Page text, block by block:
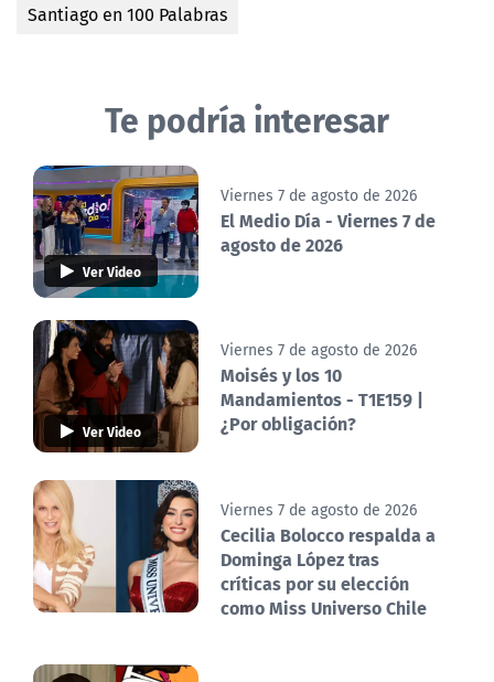
Santiago en 100 Palabras
Te podría interesar
Ver Video
Viernes 7 de agosto de 2026
El Medio Día - Viernes 7 de
agosto de 2026
Ver Video
Viernes 7 de agosto de 2026
Moisés y los 10
Mandamientos - T1E159 |
¿Por obligación?
Viernes 7 de agosto de 2026
Cecilia Bolocco respalda a
Dominga López tras
críticas por su elección
como Miss Universo Chile